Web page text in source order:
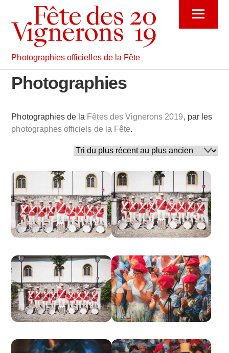
content
Menu
Photographies officielles de la Fête
Photographies
Photographies de la Fêtes des Vignerons 2019, par les
photographes officiels de la Fête.